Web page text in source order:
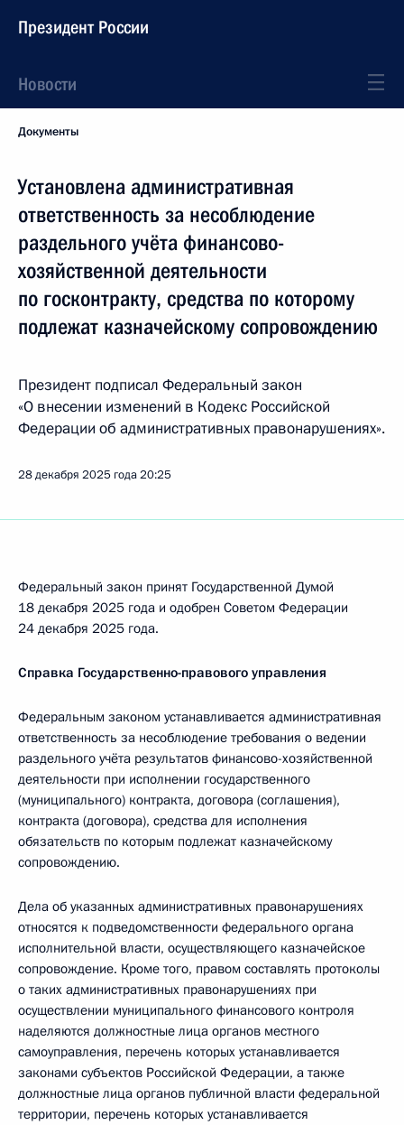
Президент России
Новости
Документы
Установлена административная
ответственность за несоблюдение
раздельного учёта финансово-
хозяйственной деятельности
по госконтракту, средства по которому
подлежат казначейскому сопровождению
Президент подписал Федеральный закон
«О внесении изменений в Кодекс Российской
Федерации об административных правонарушениях».
28 декабря 2025 года20:25
Федеральный закон принят Государственной Думой
18 декабря 2025 года и одобрен Советом Федерации
24 декабря 2025 года.
Справка Государственно-правового управления
Федеральным законом устанавливается административная
ответственность за несоблюдение требования о ведении
раздельного учёта результатов финансово-хозяйственной
деятельности при исполнении государственного
(муниципального) контракта, договора (соглашения),
контракта (договора), средства для исполнения
обязательств по которым подлежат казначейскому
сопровождению.
Дела об указанных административных правонарушениях
относятся к подведомственности федерального органа
исполнительной власти, осуществляющего казначейское
сопровождение. Кроме того, правом составлять протоколы
о таких административных правонарушениях при
осуществлении муниципального финансового контроля
наделяются должностные лица органов местного
самоуправления, перечень которых устанавливается
законами субъектов Российской Федерации, а также
должностные лица органов публичной власти федеральной
территории, перечень которых устанавливается